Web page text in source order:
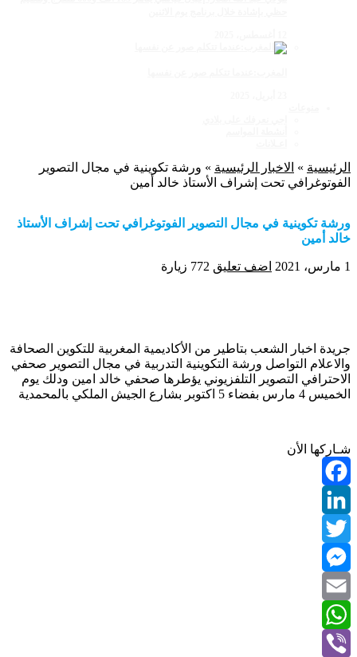
الرئيسية » الاخبار الرئيسية » ورشة تكوينية في مجال التصوير
الفوتوغرافي تحت إشراف الأستاذ خالد أمين
ورشة تكوينية في مجال التصوير الفوتوغرافي تحت إشراف الأستاذ
خالد أمين
1 مارس، 2021 اضف تعليق 772 زيارة
جريدة اخبار الشعب بتاطير من الأكاديمية المغربية للتكوين الصحافة
والاعلام التواصل ورشة التكوينية التدربية في مجال التصوير صحفي
الاحترافي التصوير التلفزيوني يؤطرها صحفي خالد امين ودلك يوم
الخميس 4 مارس بفضاء 5 اكتوبر بشارع الجيش الملكي بالمحمدية
شـاركها الأن
Facebook
LinkedIn
Twitter
Messenger
Email
WhatsApp